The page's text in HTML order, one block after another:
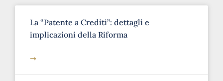
La “Patente a Crediti”: dettagli e
implicazioni della Riforma
➞